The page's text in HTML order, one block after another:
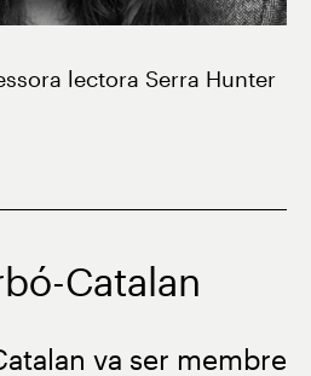
lectora Serra Hunter
Catalan
va ser membre